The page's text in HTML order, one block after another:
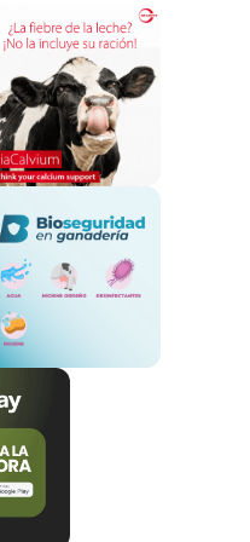
aleatoriamente en
transporte de 2 h y
(n = 4 por grupo).
que las altas
y otras duras
influir
fisiológico de los
Cada vez hay más
puede
y absorción de
en la calidad de
de
para que los
A pesar de que la